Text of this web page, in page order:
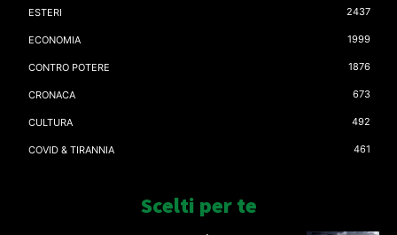
ESTERI 2437
ECONOMIA 1999
CONTRO POTERE 1876
CRONACA 673
CULTURA 492
COVID & TIRANNIA 461
Scelti per te